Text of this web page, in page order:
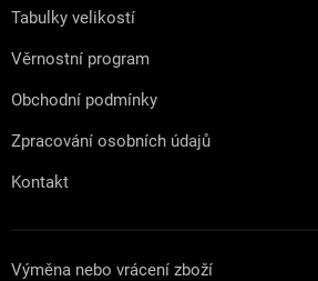
Tabulky velikostí
Věrnostní program
Obchodní podmínky
Zpracování osobních údajů
Kontakt
Výměna nebo vrácení zboží